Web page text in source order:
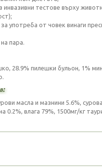
инвазивни тестове върху
употреба от човек винаги
пара.
28.9% пилешки бульон, 1%
масла и мазнини 5.6%,
0.2%, влага 79%, 1500мг/кг